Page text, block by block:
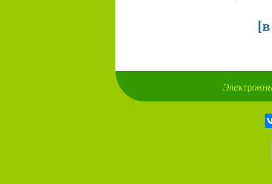
[
Электронн